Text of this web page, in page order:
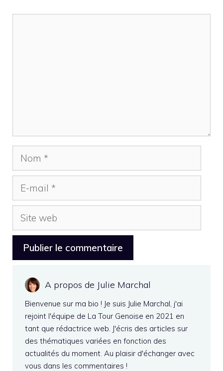
Nom
mail
Site
web
A propos de Julie Marchal
Bienvenue sur ma bio ! Je suis Julie Marchal, j'ai
rejoint l'équipe de La Tour Genoise en 2021 en
tant que rédactrice web. J'écris des articles sur
des thématiques variées en fonction des
actualités du moment. Au plaisir d'échanger avec
vous dans les commentaires !